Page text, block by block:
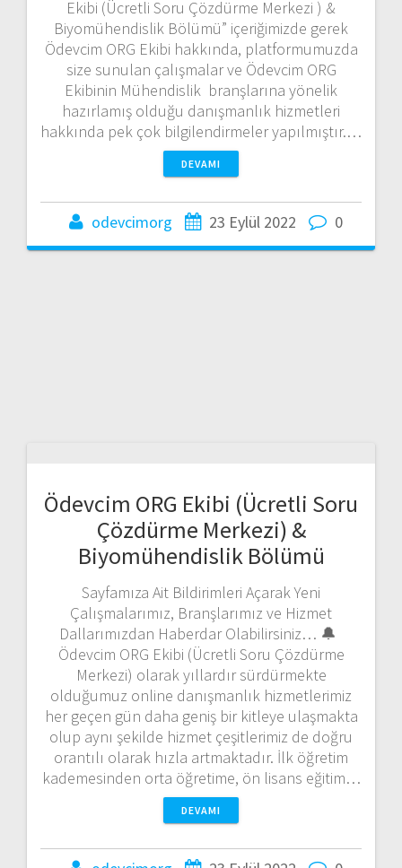
Ekibi (Ücretli Soru Çözdürme Merkezi ) &
Biyomühendislik Bölümü” içeriğimizde gerek
Ödevcim ORG Ekibi hakkında, platformumuzda
size sunulan çalışmalar ve Ödevcim ORG
Ekibinin Mühendislik branşlarına yönelik
hazırlamış olduğu danışmanlık hizmetleri
hakkında pek çok bilgilendirmeler yapılmıştır.…
DEVAMI
odevcimorg 23 Eylül 2022 0
Ödevcim ORG Ekibi (Ücretli Soru
Çözdürme Merkezi) &
Biyomühendislik Bölümü
Sayfamıza Ait Bildirimleri Açarak Yeni
Çalışmalarımız, Branşlarımız ve Hizmet
Dallarımızdan Haberdar Olabilirsiniz… 🔔
Ödevcim ORG Ekibi (Ücretli Soru Çözdürme
Merkezi) olarak yıllardır sürdürmekte
olduğumuz online danışmanlık hizmetlerimiz
her geçen gün daha geniş bir kitleye ulaşmakta
olup aynı şekilde hizmet çeşitlerimiz de doğru
orantılı olarak hızla artmaktadır. İlk öğretim
kademesinden orta öğretime, ön lisans eğitim…
DEVAMI